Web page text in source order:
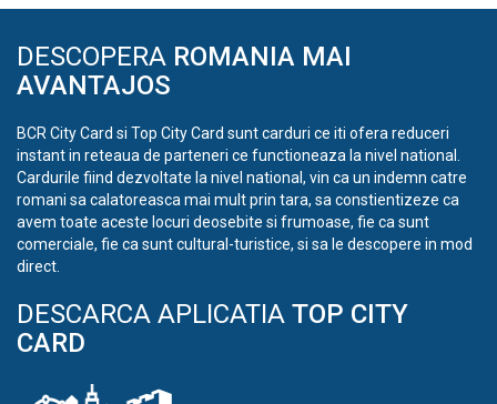
DESCOPERA ROMANIA MAI
AVANTAJOS
BCR City Card si Top City Card sunt carduri ce iti ofera reduceri
instant in reteaua de parteneri ce functioneaza la nivel national.
Cardurile fiind dezvoltate la nivel national, vin ca un indemn catre
romani sa calatoreasca mai mult prin tara, sa constientizeze ca
avem toate aceste locuri deosebite si frumoase, fie ca sunt
comerciale, fie ca sunt cultural-turistice, si sa le descopere in mod
direct.
DESCARCA APLICATIA TOP CITY
CARD